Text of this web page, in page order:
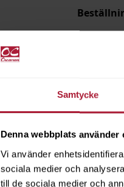
Samtycke
Denna webbplats använder
Vi använder
sociala medier och
till de sociala medier och